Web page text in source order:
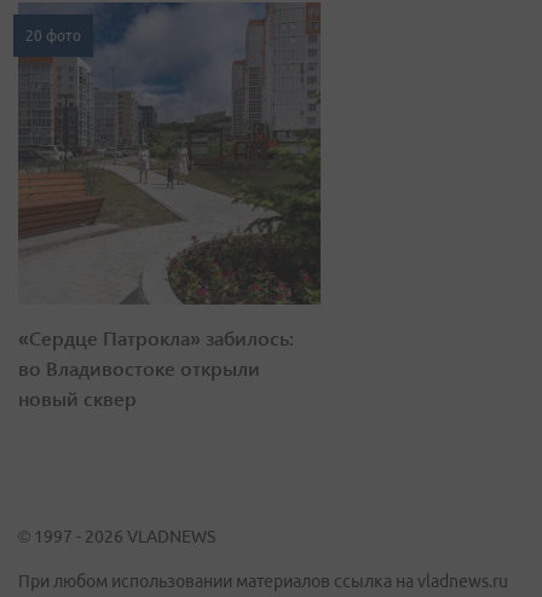
20 фото
«Сердце Патрокла» забилось:
во Владивостоке открыли
новый сквер
© 1997 - 2026 VLADNEWS
При любом использовании материалов ссылка на vladnews.ru